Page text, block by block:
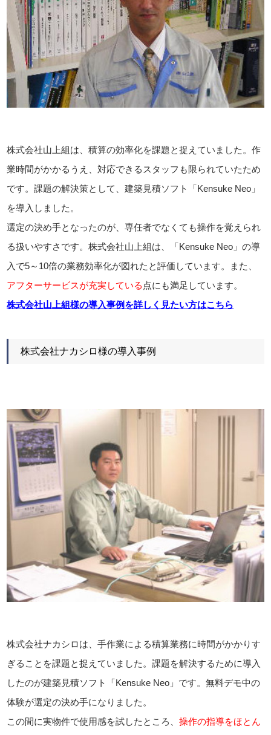
株式会社山上組は、積算の効率化を課題と捉えていました。作
業時間がかかるうえ、対応できるスタッフも限られていたため
です。課題の解決策として、建築見積ソフト「Kensuke Neo」
を導入しました。
選定の決め手となったのが、専任者でなくても操作を覚えられ
る扱いやすさです。株式会社山上組は、「Kensuke Neo」の導
入で5～10倍の業務効率化が図れたと評価しています。また、
アフターサービスが充実している 点にも満足しています。
株式会社山上組様の導入事例を詳しく見たい方はこちら
株式会社ナカシロ様の導入事例
株式会社ナカシロは、手作業による積算業務に時間がかかりす
ぎることを課題と捉えていました。課題を解決するために導入
したのが建築見積ソフト「Kensuke Neo」です。無料デモ中の
体験が選定の決め手になりました。
この間に実物件で使用感を試したところ、操作の指導をほとん